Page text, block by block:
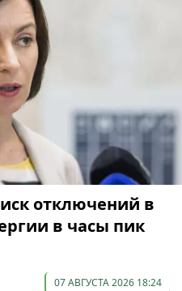
отключений в
в часы пик
07 АВГУСТА 2026 18:24